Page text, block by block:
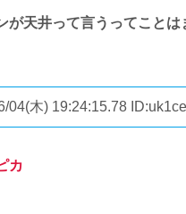
が天井って言うってことは
04(木) 19:24:15.78
カ